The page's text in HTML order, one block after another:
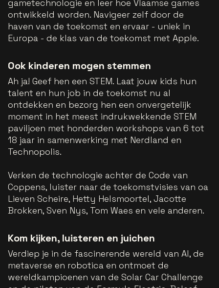
gametechnologie en leer hoe Vlaamse games
ontwikkeld worden. Navigeer zelf door de
haven van de toekomst en ervaar - uniek in
Europa - de klas van de toekomst met Apple.
Ook kinderen mogen stemmen
Ah ja! Geef hen een STEM. Laat jouw kids hun
talent en hun job in de toekomst nu al
ontdekken en bezorg hen een onvergetelijk
moment in het meest indrukwekkende STEM
paviljoen met honderden workshops van 6 tot
18 jaar in samenwerking met Nerdland en
Technopolis.
Verken de technologie achter de Code van
Coppens, luister naar de toekomstvisies van oa
Lieven Scheire, Hetty Helsmoortel, Jacotte
Brokken, Sven Nys, Tom Waes en vele anderen.
Kom kijken, luisteren en juichen
Verdiep je in de fascinerende wereld van AI, de
metaverse en robotica en ontmoet de
wereldkampioenen van de Solar Car Challenge